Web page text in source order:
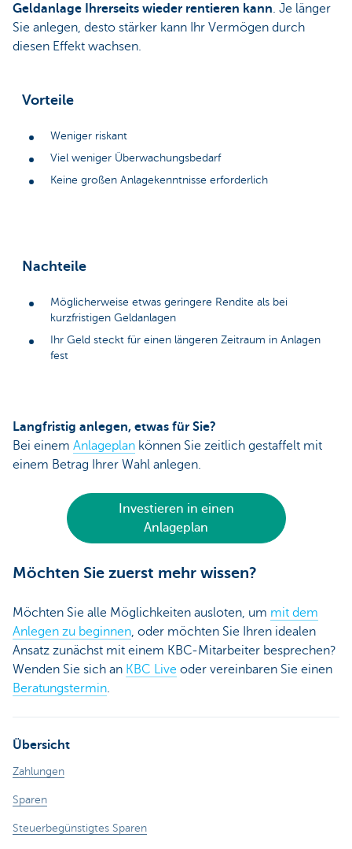
Geldanlage Ihrerseits wieder rentieren kann. Je länger
Sie anlegen, desto stärker kann Ihr Vermögen durch
diesen Effekt wachsen.
Vorteile
Weniger riskant
Viel weniger Überwachungsbedarf
Keine großen Anlagekenntnisse erforderlich
Nachteile
Möglicherweise etwas geringere Rendite als bei
kurzfristigen Geldanlagen
Ihr Geld steckt für einen längeren Zeitraum in Anlagen
fest
Langfristig anlegen, etwas für Sie?
Bei einem Anlageplan können Sie zeitlich gestaffelt mit
einem Betrag Ihrer Wahl anlegen.
Investieren in einen
Anlageplan
Möchten Sie zuerst mehr wissen?
Möchten Sie alle Möglichkeiten ausloten, um mit dem
Anlegen zu beginnen, oder möchten Sie Ihren idealen
Ansatz zunächst mit einem KBC-Mitarbeiter besprechen?
Wenden Sie sich an KBC Live oder vereinbaren Sie einen
Beratungstermin.
Übersicht
Zahlungen
Sparen
Steuerbegünstigtes Sparen